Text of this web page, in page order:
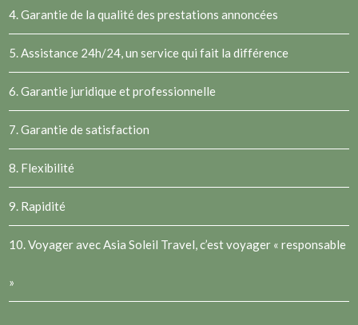
4. Garantie de la qualité des prestations annoncées
5. Assistance 24h/24, un service qui fait la différence
6. Garantie juridique et professionnelle
7. Garantie de satisfaction
8. Flexibilité
9. Rapidité
10. Voyager avec Asia Soleil Travel, c’est voyager « responsable
»